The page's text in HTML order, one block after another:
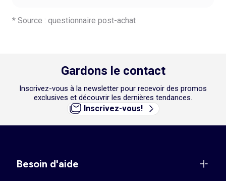
* Source : questionnaire post-achat
Gardons le contact
Inscrivez-vous à la newsletter pour recevoir des promos
exclusives et découvrir les dernières tendances.
Inscrivez-vous!
Besoin d'aide